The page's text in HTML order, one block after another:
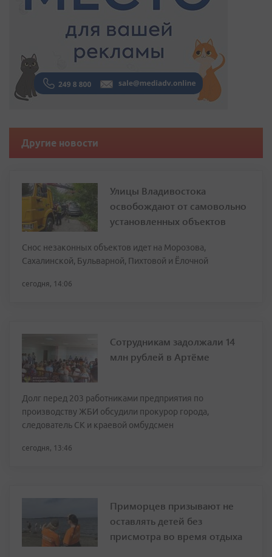
Другие новости
Улицы Владивостока
освобождают от самовольно
установленных объектов
Снос незаконных объектов идет на Морозова,
Сахалинской, Бульварной, Пихтовой и Ёлочной
сегодня, 14:06
Сотрудникам задолжали 14
млн рублей в Артёме
Долг перед 203 работниками предприятия по
производству ЖБИ обсудили прокурор города,
следователь СК и краевой омбудсмен
сегодня, 13:46
Приморцев призывают не
оставлять детей без
присмотра во время отдыха